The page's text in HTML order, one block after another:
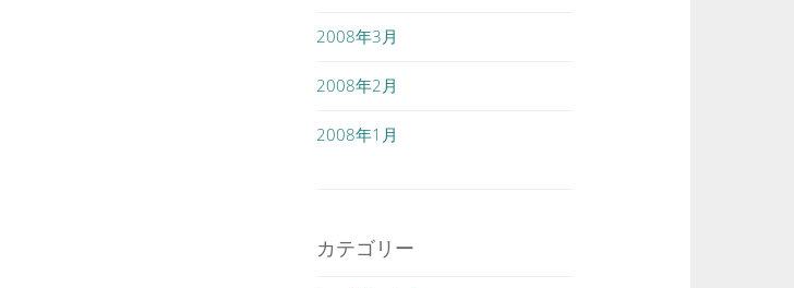
2008年3月
2008年2月
2008年1月
カテゴリー